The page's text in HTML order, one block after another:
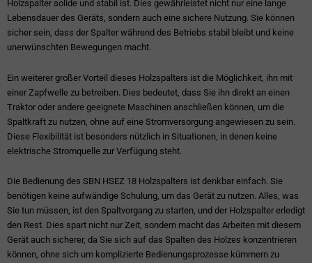
Holzspalter solide und stabil ist. Dies gewährleistet nicht nur eine lange
Lebensdauer des Geräts, sondern auch eine sichere Nutzung. Sie können
sicher sein, dass der Spalter während des Betriebs stabil bleibt und keine
unerwünschten Bewegungen macht.
Ein weiterer großer Vorteil dieses Holzspalters ist die Möglichkeit, ihn mit
einer Zapfwelle zu betreiben. Dies bedeutet, dass Sie ihn direkt an einen
Traktor oder andere geeignete Maschinen anschließen können, um die
Spaltkraft zu nutzen, ohne auf eine Stromversorgung angewiesen zu sein.
Diese Flexibilität ist besonders nützlich in Situationen, in denen keine
elektrische Stromquelle zur Verfügung steht.
Die Bedienung des SBN HSEZ 18 Holzspalters ist denkbar einfach. Sie
benötigen keine aufwändige Schulung, um das Gerät zu nutzen. Alles, was
Sie tun müssen, ist den Spaltvorgang zu starten, und der Holzspalter erledigt
den Rest. Dies spart nicht nur Zeit, sondern macht das Arbeiten mit diesem
Gerät auch sicherer, da Sie sich auf das Spalten des Holzes konzentrieren
können, ohne sich um komplizierte Bedienungsprozesse kümmern zu